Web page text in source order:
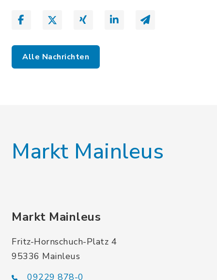
Alle Nachrichten
Markt Mainleus
Markt Mainleus
Fritz-Hornschuch-Platz 4
95336 Mainleus
09229 878-0